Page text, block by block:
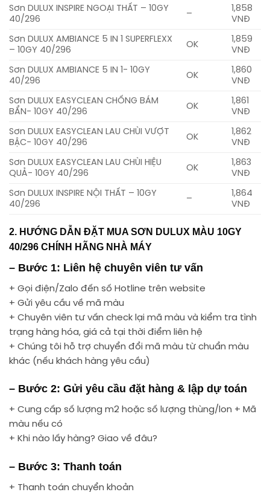
Sơn DULUX INSPIRE NGOẠI THẤT – 10GY
40/296
–
1,858
VNĐ
Sơn DULUX AMBIANCE 5 IN 1 SUPERFLEXX
– 10GY 40/296
OK
1,859
VNĐ
Sơn DULUX AMBIANCE 5 IN 1- 10GY
40/296
OK
1,860
VNĐ
Sơn DULUX EASYCLEAN CHỐNG BÁM
BẨN- 10GY 40/296
OK
1,861
VNĐ
Sơn DULUX EASYCLEAN LAU CHÙI VƯỢT
BẬC- 10GY 40/296
OK
1,862
VNĐ
Sơn DULUX EASYCLEAN LAU CHÙI HIỆU
QUẢ- 10GY 40/296
OK
1,863
VNĐ
Sơn DULUX INSPIRE NỘI THẤT – 10GY
40/296
–
1,864
VNĐ
2. HƯỚNG DẪN ĐẶT MUA SƠN DULUX MÀU 10GY
40/296 CHÍNH HÃNG NHÀ MÁY
– Bước 1: Liên hệ chuyên viên tư vấn
+ Gọi điện/Zalo đến số Hotline trên website
+ Gửi yêu cầu về mã màu
+ Chuyên viên tư vấn check lại mã màu và kiểm tra tình
trạng hàng hóa, giá cả tại thời điểm liên hệ
+ Chúng tôi hỗ trợ chuyển đổi mã màu từ chuẩn màu
khác (nếu khách hàng yêu cầu)
– Bước 2: Gửi yêu cầu đặt hàng & lập dự toán
+ Cung cấp số lượng m2 hoặc số lượng thùng/lon + Mã
màu nếu có
+ Khi nào lấy hàng? Giao về đâu?
– Bước 3: Thanh toán
+ Thanh toán chuyển khoản